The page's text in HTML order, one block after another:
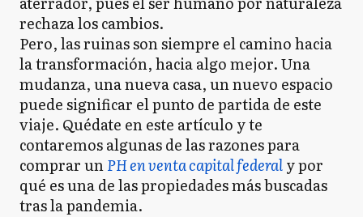
rechaza los cambios.
Pero, las ruinas son siempre el camino hacia
la transformación, hacia algo mejor. Una
mudanza, una nueva casa, un nuevo espacio
puede significar el punto de partida de este
viaje. Quédate en este artículo y te
contaremos algunas de las razones para
comprar unPH en venta capital federaly por
qué es una de las propiedades más buscadas
tras la pandemia.